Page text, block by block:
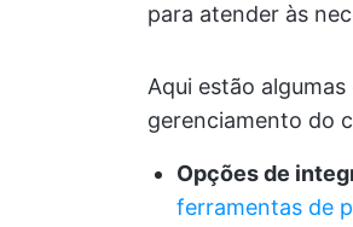
para atender às
Aqui estão
gerenciamento do
Opções de
ferramentas de